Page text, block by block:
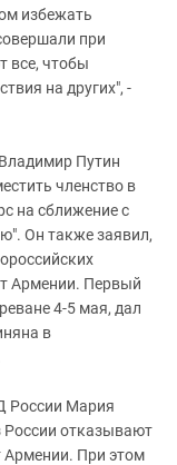
избежать
при
все, чтобы
на других", -
Путин
членство в
на сближение с
Он также заявил,
Армении. Первый
4-5 мая, дал
в
России Мария
России отказывают
Армении. При этом